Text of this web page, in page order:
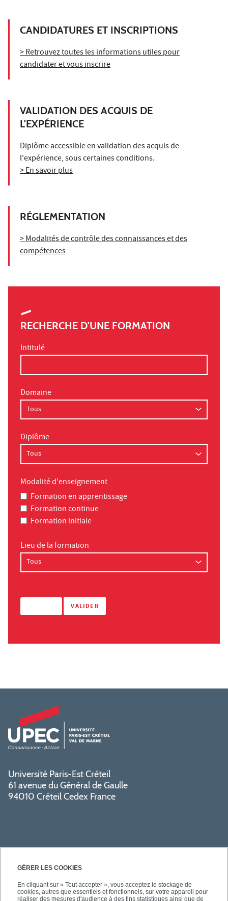
GÉRER LES COOKIES
En cliquant sur « Tout accepter », vous acceptez le stockage de
cookies, autres que essentiels et fonctionnels, sur votre appareil pour
réaliser des mesures d'audience à des fins statistiques ainsi que de
CANDIDATURES ET INSCRIPTIONS
> Retrouvez toutes les informations utiles pour
candidater et vous inscrire
VALIDATION DES ACQUIS DE
L'EXPÉRIENCE
Diplôme accessible en validation des acquis de
l'expérience, sous certaines conditions.
> En savoir plus
RÉGLEMENTATION
> Modalités de contrôle des connaissances et des
compétences
RECHERCHE D'UNE FORMATION
Intitulé
Domaine
Diplôme
Modalité d'enseignement
Formation en apprentissage
Formation continue
Formation initiale
Lieu de la formation
Université Paris-Est Créteil
61 avenue du Général de Gaulle
94010 Créteil Cedex France
SÉCURITÉ